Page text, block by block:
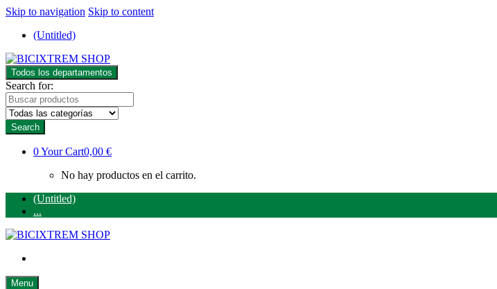
Skip to navigation Skip to content
(Untitled)
Todos los departamentos
Search for:
Search
0Your Cart0,00 €
No hay productos en el carrito.
(Untitled)
...
Menu